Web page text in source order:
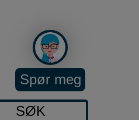
Spør meg
SØK